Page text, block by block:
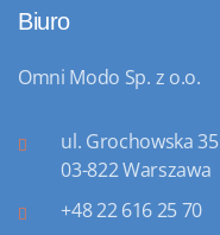
Biuro
Omni Modo Sp. z o.o.
ul. Grochowska
03-822 Warszawa
+48 22 616 25 70